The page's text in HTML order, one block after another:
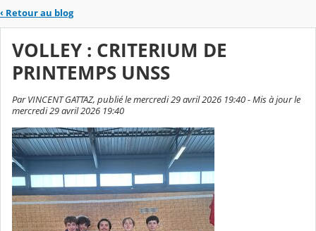
‹ Retour au blog
VOLLEY : CRITERIUM DE
PRINTEMPS UNSS
Par VINCENT GATTAZ, publié le mercredi 29 avril 2026 19:40 - Mis à jour le
mercredi 29 avril 2026 19:40